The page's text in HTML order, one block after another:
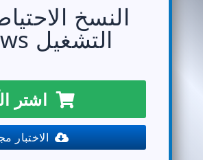
النسخ
التشغيل Windows
اشتر
الاختبار